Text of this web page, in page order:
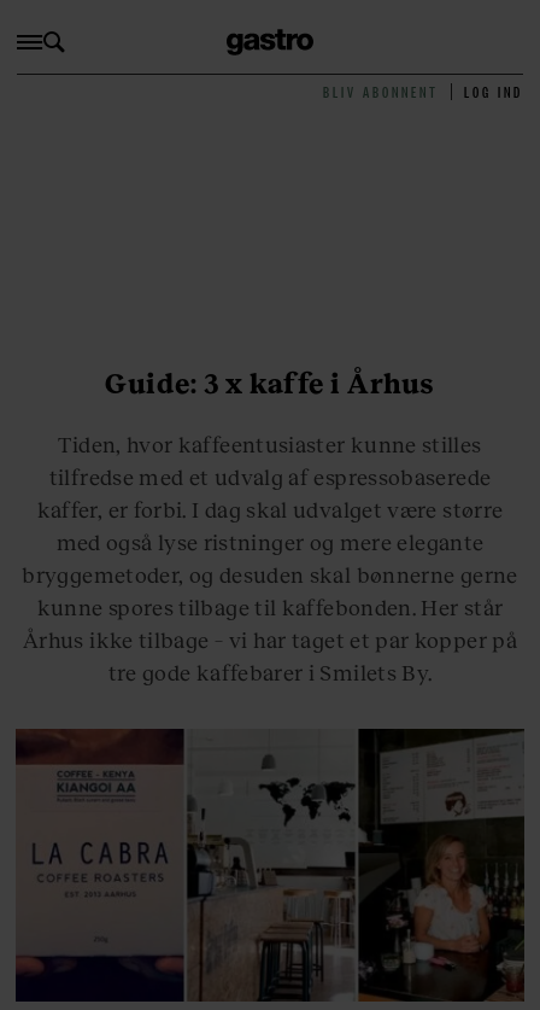
BLIV ABONNENT LOG IND
Guide: 3 x kaffe i Århus
Tiden, hvor kaffeentusiaster kunne stilles
tilfredse med et udvalg af espressobaserede
kaffer, er forbi. I dag skal udvalget være større
med også lyse ristninger og mere elegante
bryggemetoder, og desuden skal bønnerne gerne
kunne spores tilbage til kaffebonden. Her står
Århus ikke tilbage – vi har taget et par kopper på
tre gode kaffebarer i Smilets By.